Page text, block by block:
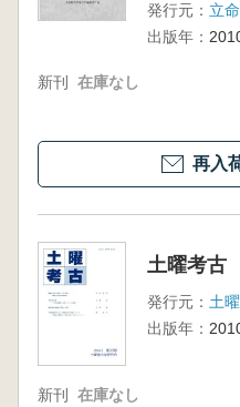
発行元： 立
出版年：
新刊 在庫なし
再入
土曜考
発行元： 土
出版年：
新刊 在庫なし